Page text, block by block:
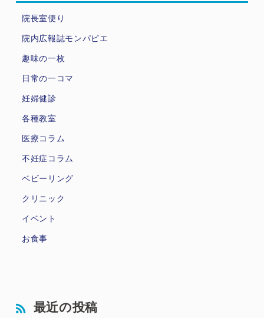
院長室便り
院内広報誌モンパピエ
趣味の一枚
日常の一コマ
妊婦健診
各種教室
医療コラム
不妊症コラム
ベビーリング
クリニック
イベント
お食事
最近の投稿